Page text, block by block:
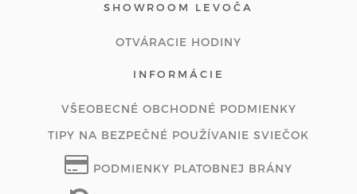
SHOWROOM LEVOČA
OTVÁRACIE HODINY
INFORMÁCIE
VŠEOBECNÉ OBCHODNÉ PODMIENKY
TIPY NA BEZPEČNÉ POUŽÍVANIE SVIEČOK
PODMIENKY PLATOBNEJ BRÁNY